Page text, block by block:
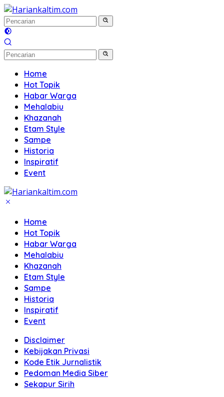
Langsung
ke
konten
Home
Hot Topik
Habar Warga
Mehalabiu
Khazanah
Etam Style
Sampe
Historia
Inspiratif
Event
Home
Hot Topik
Habar Warga
Mehalabiu
Khazanah
Etam Style
Sampe
Historia
Inspiratif
Event
Disclaimer
Kebijakan Privasi
Kode Etik Jurnalistik
Pedoman Media Siber
Sekapur Sirih